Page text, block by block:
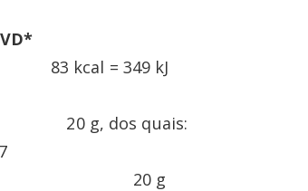
= 349 kJ
dos quais:
20 g